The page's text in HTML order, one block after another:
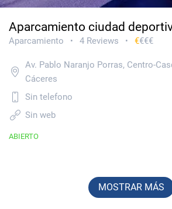
Aparcamiento ciudad
Aparcamiento • 4 Reviews • €€€€
Av. Pablo Naranjo Porras, Centro-
Cáceres
Sin telefono
Sin web
ABIERTO
MOSTRAR MÁS